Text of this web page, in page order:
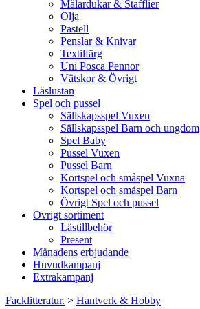
Målardukar & Stafflier
Olja
Pastell
Penslar & Knivar
Textilfärg
Uni Posca Pennor
Vätskor & Övrigt
Läslustan
Spel och pussel
Sällskapsspel Vuxen
Sällskapsspel Barn och ungdom
Spel Baby
Pussel Vuxen
Pussel Barn
Kortspel och småspel Vuxna
Kortspel och småspel Barn
Övrigt Spel och pussel
Övrigt sortiment
Lästillbehör
Present
Månadens erbjudande
Huvudkampanj
Extrakampanj
Facklitteratur. > Hantverk & Hobby